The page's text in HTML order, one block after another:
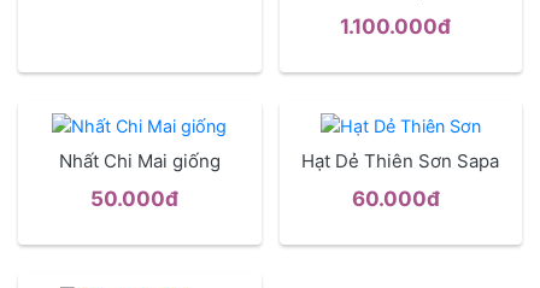
1.100.000đ
Nhất Chi Mai giống
50.000đ
Hạt Dẻ Thiên Sơn Sapa
60.000đ